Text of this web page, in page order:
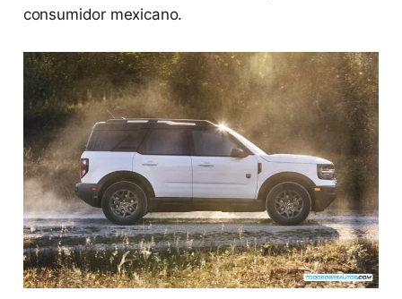
consumidor mexicano.